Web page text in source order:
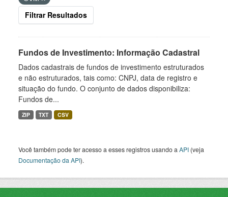
Filtrar Resultados
Fundos de Investimento: Informação Cadastral
Dados cadastrais de fundos de investimento estruturados
e não estruturados, tais como: CNPJ, data de registro e
situação do fundo. O conjunto de dados disponibiliza:
Fundos de...
ZIP TXT CSV
Você também pode ter acesso a esses registros usando a API (veja
Documentação da API).